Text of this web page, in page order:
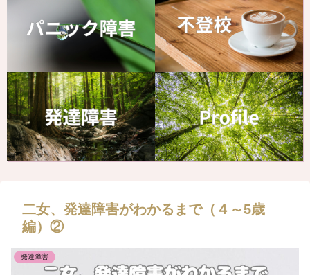
二女、発達障害がわかるまで（４～5歳
編）②
発達障害